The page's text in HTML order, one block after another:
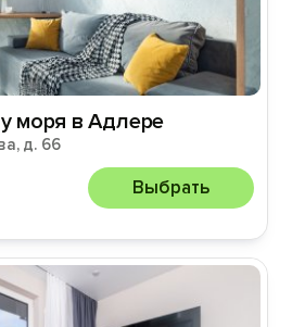
моря в Адлере
д. 66
Выбрать